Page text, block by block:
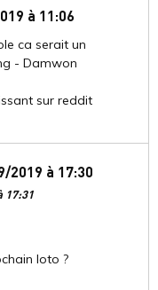
à 11:06
ca serait un
- Damwon
sur reddit
2019 à 17:30
17:31
loto ?